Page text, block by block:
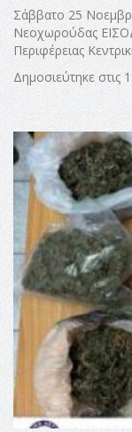
Σάββατο 25
Νεοχωρούδας
Περιφέρειας
Δημοσιεύτηκε στις